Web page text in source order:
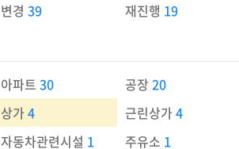
변경39 재진행 19
아파트30 공장20
상가4 근린상가4
자동차관련시설 1 주유소 1